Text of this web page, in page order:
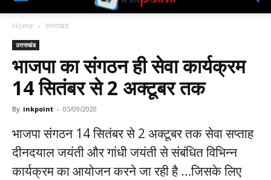
Home उत्तराखंड
उत्तराखंड
भाजपा का संगठन ही सेवा कार्यक्रम
14 सितंबर से 2 अक्टूबर तक
By inkpoint - 05/09/2020
भाजपा संगठन 14 सितंबर से 2 अक्टूबर तक सेवा सप्ताह
दीनदयाल जयंती और गांधी जयंती से संबंधित विभिन्न
कार्यक्रम का आयोजन करने जा रही है …जिसके लिए